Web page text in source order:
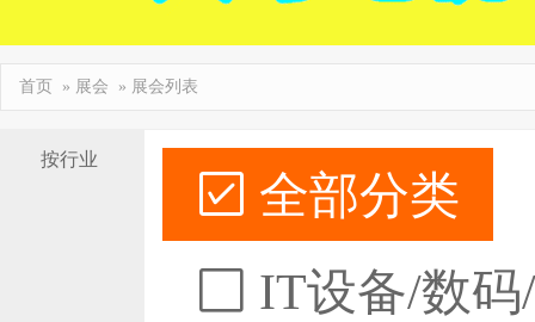
首页 » 展会 » 展会列表
按行业
全部分类
IT设备/数码